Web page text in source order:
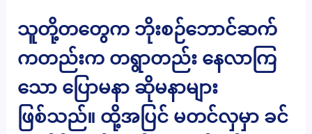
သူတို့တတွေက ဘိုးစဉ်ဘောင်ဆက်
ကတည်းက တရွာတည်း နေလာကြ
သော ပြောမနာ ဆိုမနာများ
ဖြစ်သည်။ ထို့အပြင် မတင်လှမှာ ခင်